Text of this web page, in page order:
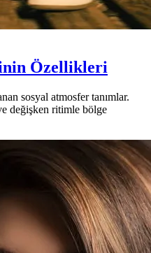
Özellikleri
sosyal atmosfer tanımlar.
değişken ritimle bölge